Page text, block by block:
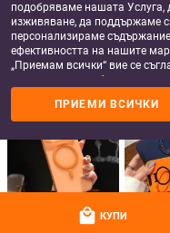
local_mall КУПИ
Ултра тънък матов калъф за
iPhone 16–17 серия,
на топлината, пълно
удароустойчив и устойчив на
7.20 € 14.08 лв
подобряваме нашата Услуга,
изживяване, да поддържаме
персонализираме
ефективността на нашите
„Приемам всички“ вие се
да съхраняваме бисквитки и
за рекламни и аналитични
своите предпочитания, като
За повече информация, моля,
данните.
ПРИЕМИ ВСИЧКИ